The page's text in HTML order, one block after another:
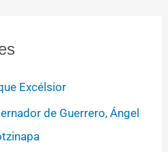
Excélsior
de Guerrero, Ángel